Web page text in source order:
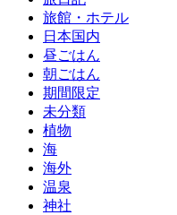
旅館・ホテル
日本国内
昼ごはん
朝ごはん
期間限定
未分類
植物
海
海外
温泉
神社